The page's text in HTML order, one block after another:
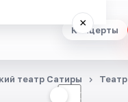
Концерты
×
☾
театр Сатиры Театр